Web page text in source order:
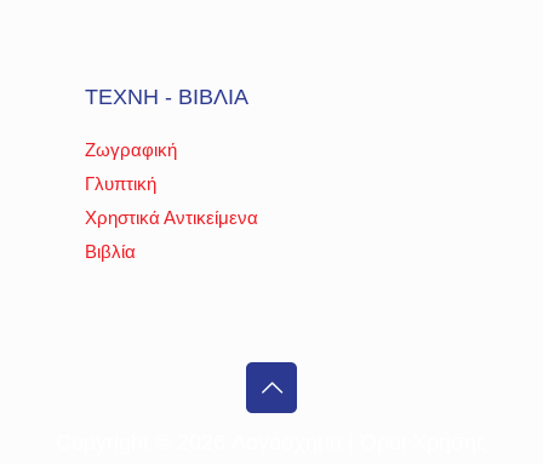
ΤΕΧΝΗ - ΒΙΒΛΙΑ
Ζωγραφική
Γλυπτική
Χρηστικά Αντικείμενα
Βιβλία